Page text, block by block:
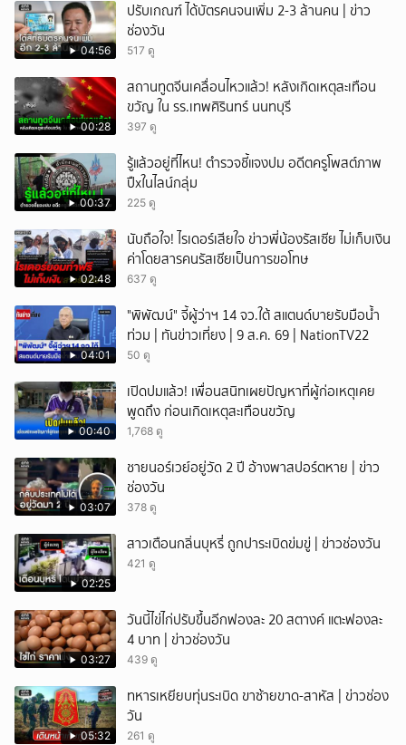
04:56
ปรับเกณฑ์ ได้บัตรคนจนเพิ่ม 2-3 ล้านคน | ข่าว
ช่องวัน
517 ดู
00:28
สถานทูตจีนเคลื่อนไหวแล้ว! หลังเกิดเหตุสะเทือน
ขวัญ ใน รร.เทพศิรินทร์ นนทบุรี
397 ดู
00:37
รู้แล้วอยู่ที่ไหน! ตำรวจชี้แจงปม อดีตครูโพสต์ภาพ
ปืxในไลน์กลุ่ม
225 ดู
02:48
นับถือใจ! ไรเดอร์เสียใจ ข่าวพี่น้องรัสเซีย ไม่เก็บเงิน
ค่าโดยสารคนรัสเซียเป็นการขอโทษ
637 ดู
04:01
"พิพัฒน์" จี้ผู้ว่าฯ 14 จว.ใต้ สแตนด์บายรับมือน้ำ
ท่วม | ทันข่าวเที่ยง | 9 ส.ค. 69 | NationTV22
50 ดู
00:40
เปิดปมแล้ว! เพื่อนสนิทเผยปัญหาที่ผู้ก่อเหตุเคย
พูดถึง ก่อนเกิดเหตุสะเทือนขวัญ
1,768 ดู
03:07
ชายนอร์เวย์อยู่วัด 2 ปี อ้างพาสปอร์ตหาย | ข่าว
ช่องวัน
378 ดู
02:25
สาวเตือนกลิ่นบุหรี่ ถูกปาระเบิดข่มขู่ | ข่าวช่องวัน
421 ดู
03:27
วันนี้ไข่ไก่ปรับขึ้นอีกฟองละ 20 สตางค์ แตะฟองละ
4 บาท | ข่าวช่องวัน
439 ดู
05:32
ทหารเหยียบทุ่นระเบิด ขาซ้ายขาด-สาหัส | ข่าวช่อง
วัน
261 ดู